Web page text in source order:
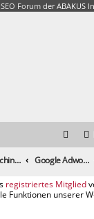
SEO Forumder ABAKUS
Suchmaschinenmarketing (SEM) / Suchmaschinenoptimierung (SEO) Google Adwords & Facebook Ads, Yahoo!, Microsoft adCenter
registriertes Mitglied